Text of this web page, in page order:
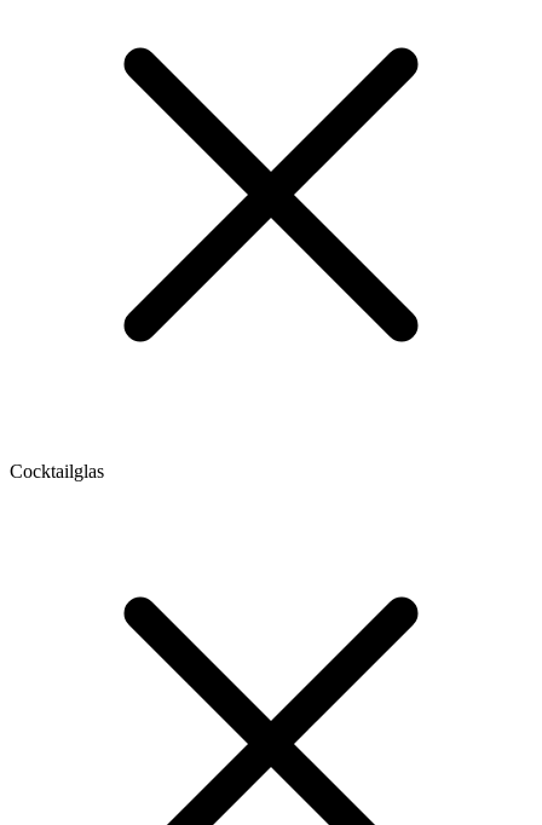
Cocktailglas